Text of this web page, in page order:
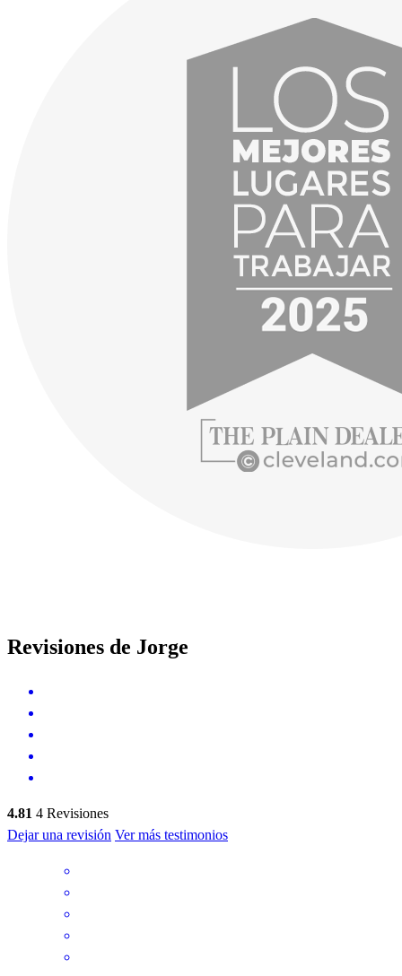
Revisiones de Jorge
4.81 4 Revisiones
Dejar una revisión Ver más testimonios